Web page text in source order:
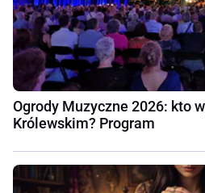
Ogrody Muzyczne 2026: kto
Królewskim? Program